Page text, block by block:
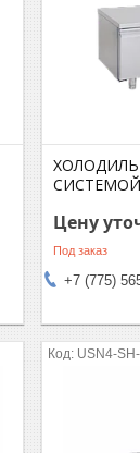
СИСТЕМОЙ
Цену
Под заказ
+7 (775)
USN4-